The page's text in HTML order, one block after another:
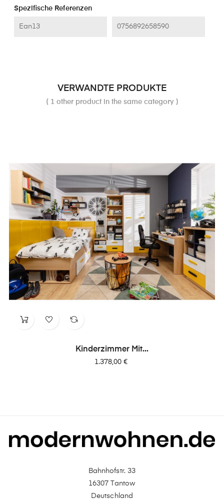
Spezifische Referenzen
Ean13 0756892658590
VERWANDTE PRODUKTE
( 1 other product in the same category )
Kinderzimmer Mit...
Preis
1.378,00 €
Bahnhofstr. 33
16307 Tantow
Deutschland